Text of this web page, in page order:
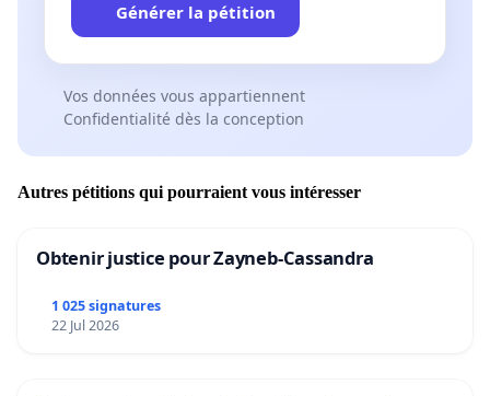
Générer la pétition
Vos données vous appartiennent
Confidentialité dès la conception
Autres pétitions qui pourraient vous intéresser
Obtenir justice pour Zayneb-Cassandra
1 025 signatures
22 Jul 2026